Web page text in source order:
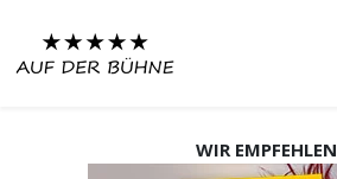
WIR EMPFEHLEN